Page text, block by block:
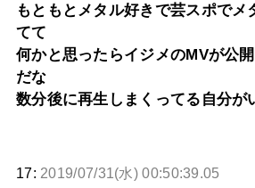
もともとメタル好きで芸スポでメ
てて
何かと思ったらイジメのMVが公
だな
数分後に再生しまくってる自分が
17: 2019/07/31(水) 00:50:39.05